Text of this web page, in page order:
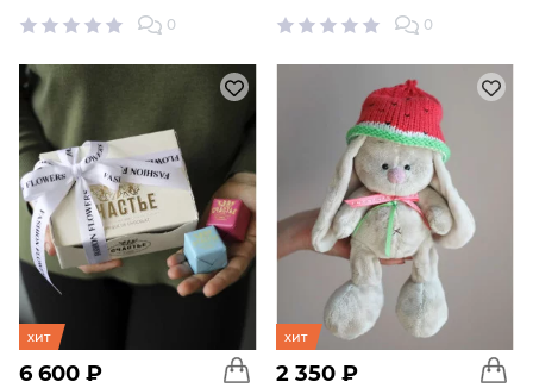
0 0
хит
6 600 ₽
хит
2 350 ₽